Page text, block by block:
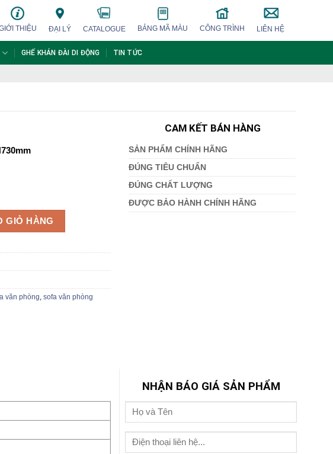
THIỆU ĐẠI LÝ CATALOGUE BẢNG MÃ MÀU CÔNG TRÌNH LIÊN HỆ
GHẾ KHÁN ĐÀI DI ĐỘNG TIN TỨC
GIỎ HÀNG
văn phòng, sofa văn phòng
CAM KẾT BÁN HÀNG
SẢN PHẨM CHÍNH HÃNG
ĐÚNG TIÊU CHUẨN
ĐÚNG CHẤT LƯỢNG
ĐƯỢC BẢO HÀNH CHÍNH HÃNG
NHẬN BÁO GIÁ SẢN PHẨM